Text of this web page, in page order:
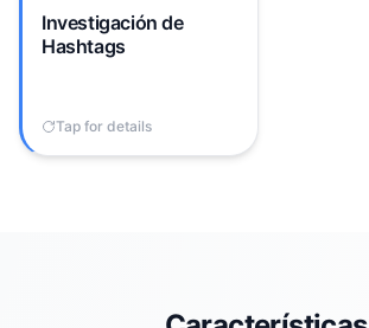
Investigación de
Hashtags
Tap for details
investigar
constantemente
hashtags en tendencia y
Tap to flip back